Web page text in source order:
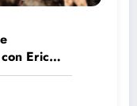
Eric